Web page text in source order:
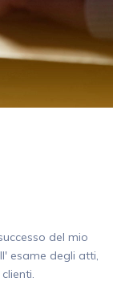
del mio
esame degli atti,